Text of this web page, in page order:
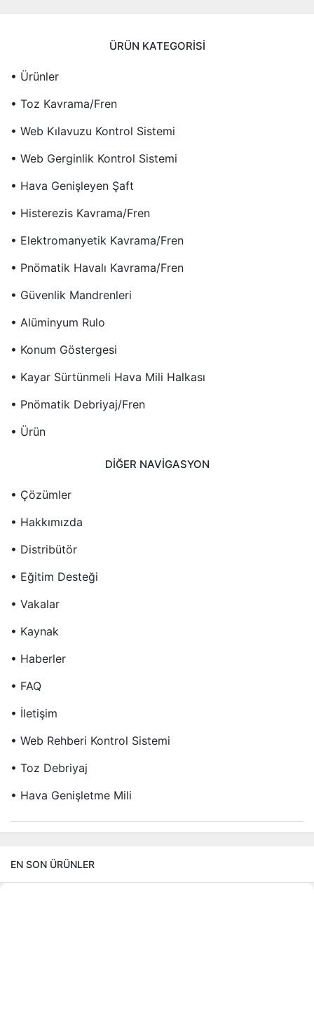
ÜRÜN KATEGORISI
• Ürünler
• Toz Kavrama/fren
• Web Kılavuzu Kontrol Sistemi
• Web Gerginlik Kontrol Sistemi
• Hava Genişleyen Şaft
• Histerezis Kavrama/fren
• Elektromanyetik Kavrama/fren
• Pnömatik Havalı Kavrama/fren
• Güvenlik Mandrenleri
• Alüminyum Rulo
• Konum Göstergesi
• Kayar Sürtünmeli Hava Mili Halkası
• Pnömatik Debriyaj/Fren
• Ürün
DIĞER NAVIGASYON
• Çözümler
• Hakkımızda
• Distribütör
• Eğitim Desteği
• Vakalar
• Kaynak
• Haberler
• FAQ
• İletişim
• Web Rehberi Kontrol Sistemi
• Toz Debriyaj
• Hava Genişletme Mili
EN SON ÜRÜNLER